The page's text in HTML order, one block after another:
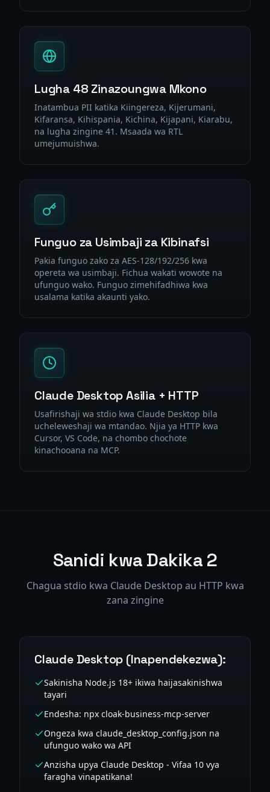
Lugha 48 Zinazoungwa Mkono
Inatambua PII katika Kiingereza, Kijerumani,
Kifaransa, Kihispania, Kichina, Kijapani, Kiarabu,
na lugha zingine 41. Msaada wa RTL
umejumuishwa.
Funguo za Usimbaji za Kibinafsi
Pakia funguo zako za AES-128/192/256 kwa
opereta wa usimbaji. Fichua wakati wowote na
ufunguo wako. Funguo zimehifadhiwa kwa
usalama katika akaunti yako.
Claude Desktop Asilia + HTTP
Usafirishaji wa stdio kwa Claude Desktop bila
ucheleweshaji wa mtandao. Njia ya HTTP kwa
Cursor, VS Code, na chombo chochote
kinachooana na MCP.
Sanidi kwa Dakika 2
Chagua stdio kwa Claude Desktop au HTTP kwa
zana zingine
Claude Desktop (Inapendekezwa):
Sakinisha Node.js 18+ ikiwa haijasakinishwa
tayari
Endesha: npx cloak-business-mcp-server
Ongeza kwa claude_desktop_config.json na
ufunguo wako wa API
Anzisha upya Claude Desktop - Vifaa 10 vya
faragha vinapatikana!